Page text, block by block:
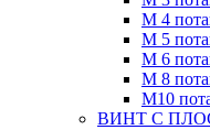
М 4
М 5
М 6
М 8
М10
ВИНТ С